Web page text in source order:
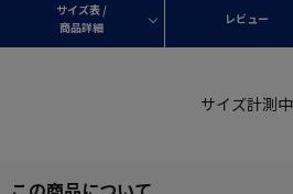
サイズ表 /
商品詳細
レビュー
サイズ計測中